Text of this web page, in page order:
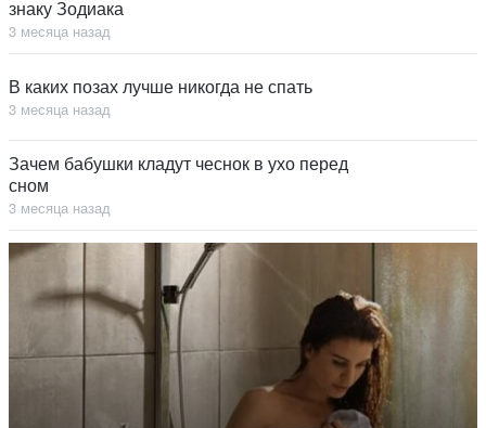
знаку Зодиака
3 месяца назад
В каких позах лучше никогда не спать
3 месяца назад
Зачем бабушки кладут чеснок в ухо перед
сном
3 месяца назад